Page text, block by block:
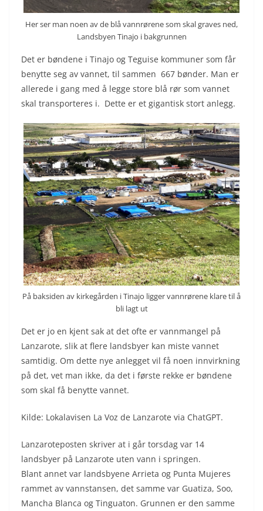
Her ser man noen av de blå vannrørene som skal graves ned,
Landsbyen Tinajo i bakgrunnen
Det er bøndene i Tinajo og Teguise kommuner som får
benytte seg av vannet, til sammen 667 bønder. Man er
allerede i gang med å legge store blå rør som vannet
skal transporteres i. Dette er et gigantisk stort anlegg.
På baksiden av kirkegården i Tinajo ligger vannrørene klare til å
bli lagt ut
Det er jo en kjent sak at det ofte er vannmangel på
Lanzarote, slik at flere landsbyer kan miste vannet
samtidig. Om dette nye anlegget vil få noen innvirkning
på det, vet man ikke, da det i første rekke er bøndene
som skal få benytte vannet.
Kilde: Lokalavisen La Voz de Lanzarote via ChatGPT.
Lanzaroteposten skriver at i går torsdag var 14
landsbyer på Lanzarote uten vann i springen.
Blant annet var landsbyene Arrieta og Punta Mujeres
rammet av vannstansen, det samme var Guatiza, Soo,
Mancha Blanca og Tinguaton. Grunnen er den samme